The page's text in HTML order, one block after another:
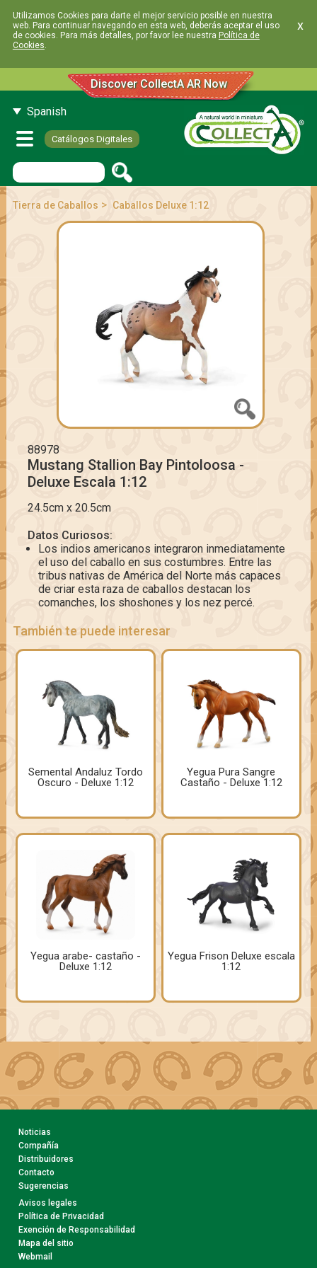
Utilizamos Cookies para darte el mejor servicio posible en nuestra
web. Para continuar navegando en esta web, deberás aceptar el uso
de cookies. Para más detalles, por favor lee nuestra Política de
Cookies.
x
Discover CollectA AR Now
Spanish
Catálogos Digitales
Tierra de Caballos > Caballos Deluxe 1:12
88978
Mustang Stallion Bay Pintoloosa -
Deluxe Escala 1:12
24.5cm x 20.5cm
Datos Curiosos:
Los indios americanos integraron inmediatamente
el uso del caballo en sus costumbres. Entre las
tribus nativas de América del Norte más capaces
de criar esta raza de caballos destacan los
comanches, los shoshones y los nez percé.
También te puede interesar
Semental Andaluz Tordo
Oscuro - Deluxe 1:12
Yegua Pura Sangre
Castaño - Deluxe 1:12
Yegua arabe- castaño -
Deluxe 1:12
Yegua Frison Deluxe escala
1:12
Noticias
Compañía
Distribuidores
Contacto
Sugerencias
Avisos legales
Política de Privacidad
Exención de Responsabilidad
Mapa del sitio
Webmail